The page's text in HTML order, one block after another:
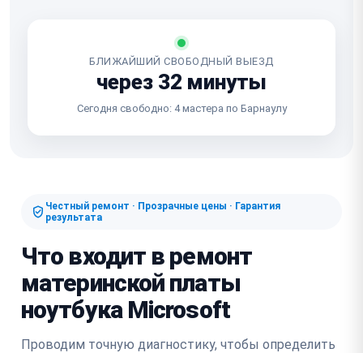
БЛИЖАЙШИЙ СВОБОДНЫЙ ВЫЕЗД
через 32 минуты
Сегодня свободно: 4 мастера по Барнаулу
Честный ремонт · Прозрачные цены · Гарантия
результата
Что входит в ремонт
материнской платы
ноутбука Microsoft
Проводим точную диагностику, чтобы определить